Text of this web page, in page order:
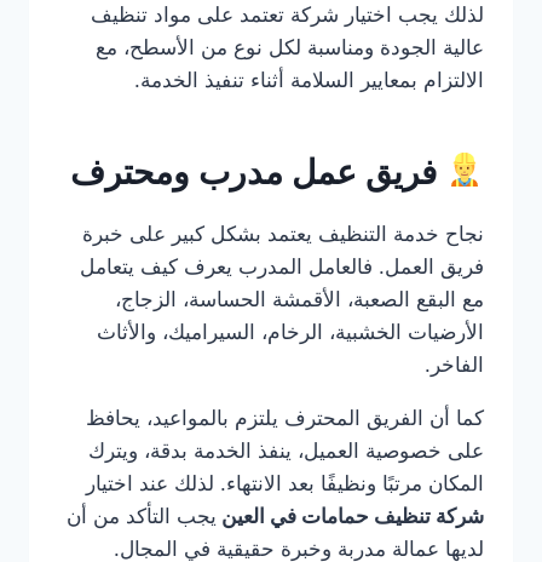
لذلك يجب اختيار شركة تعتمد على مواد تنظيف
عالية الجودة ومناسبة لكل نوع من الأسطح، مع
الالتزام بمعايير السلامة أثناء تنفيذ الخدمة.
فريق عمل مدرب ومحترف
نجاح خدمة التنظيف يعتمد بشكل كبير على خبرة
فريق العمل. فالعامل المدرب يعرف كيف يتعامل
مع البقع الصعبة، الأقمشة الحساسة، الزجاج،
الأرضيات الخشبية، الرخام، السيراميك، والأثاث
الفاخر.
كما أن الفريق المحترف يلتزم بالمواعيد، يحافظ
على خصوصية العميل، ينفذ الخدمة بدقة، ويترك
المكان مرتبًا ونظيفًا بعد الانتهاء. لذلك عند اختيار
شركة تنظيف حمامات في العين يجب التأكد من أن
لديها عمالة مدربة وخبرة حقيقية في المجال.